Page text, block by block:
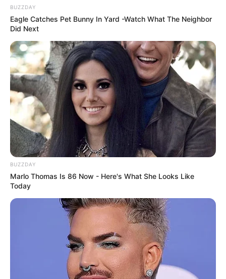
Suchen:
Auf einigen Seiten dieses Projektes sind Affiliate-
Angebote integriert. Wenn etwas darüber gebucht oder
gekauft wird, ist das eine Unterstützung, ohne dass sich
dadurch der Preis ändert.
BUZZDAY
Eagle Catches Pet Bunny In Yard -Watch What The Neighbor
Did Next
BUZZDAY
Marlo Thomas Is 86 Now - Here's What She Looks Like
Today